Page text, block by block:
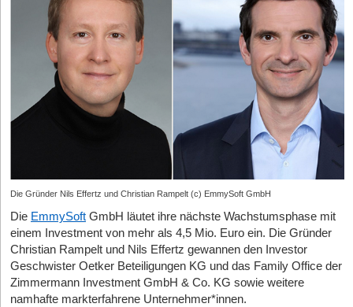
Die Gründer Nils Effertz und Christian Rampelt (c) EmmySoft GmbH
Die EmmySoft GmbH läutet ihre nächste Wachstumsphase mit
einem Investment von mehr als 4,5 Mio. Euro ein. Die Gründer
Christian Rampelt und Nils Effertz gewannen den Investor
Geschwister Oetker Beteiligungen KG und das Family Office der
Zimmermann Investment GmbH & Co. KG sowie weitere
namhafte markterfahrene Unternehmer*innen.